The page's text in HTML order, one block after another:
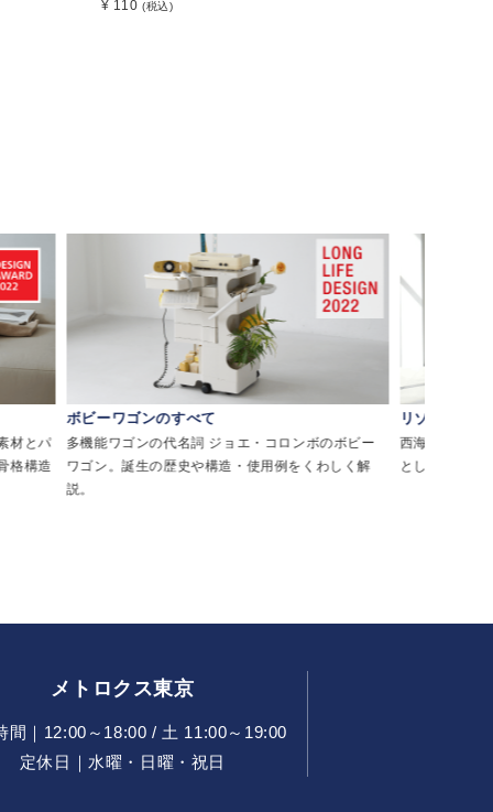
¥ 110(税込)
材とパ
格構造
ボビーワゴンのすべて
多機能ワゴンの代名詞 ジョエ・コロンボのボビー
ワゴン。誕生の歴史や構造・使用例をくわしく解
説。
リゾートチ
西海岸・メキ
として親しま
メトロクス東京
間｜12:00～18:00 / 土 11:00～19:00
定休日｜水曜・日曜・祝日